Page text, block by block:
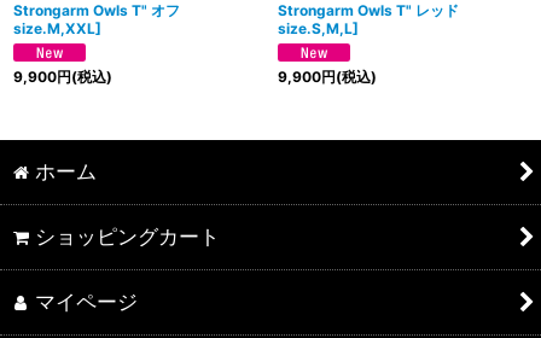
Strongarm Owls T" オフ
size.M,XXL]
9,900円(税込)
Strongarm Owls T" レッド
size.S,M,L]
9,900円(税込)
ホーム
ショッピングカート
マイページ